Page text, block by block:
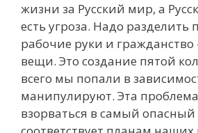
жизни за Русский мир, а
есть угроза. Надо разделить
рабочие руки и гражданство
вещи. Это создание пятой
всего мы попали в
манипулируют. Эта
взорваться в самый